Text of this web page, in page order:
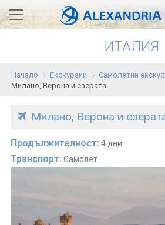
АЛЕКСАНДРИЯ хотели
Екскурзии
ИТАЛИЯ
Начало Екскурзии Самолетни
Милано, Верона и езерата
Милано, Верона и
Продължителност: 4 дни
Транспорт: Самолет